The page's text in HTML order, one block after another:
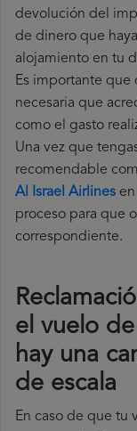
devolución del
de dinero que
alojamiento en tu
Es importante que
necesaria que
como el gasto
Una vez que
recomendable
Al Israel Airlines
proceso para que
correspondiente.
el vuelo
hay una
de escala
En caso de que tu